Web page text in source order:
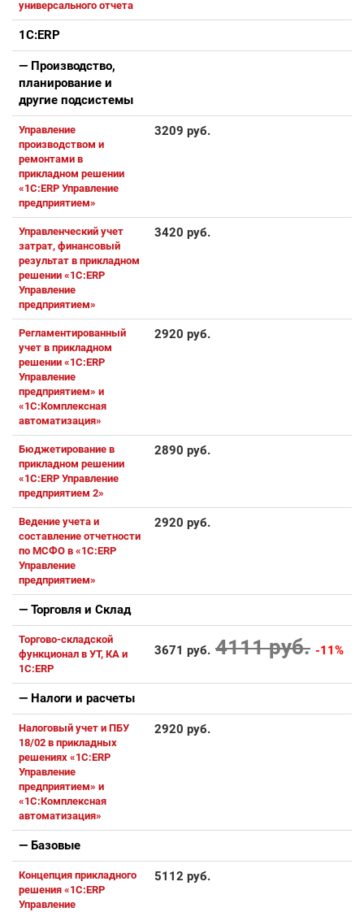
универсального отчета
1С:ERP
— Производство,
планирование и
другие подсистемы
Управление
производством и
ремонтами в
прикладном решении
«1С:ERP Управление
предприятием»
3209 руб.
Управленческий учет
затрат, финансовый
результат в прикладном
решении «1С:ERP
Управление
предприятием»
3420 руб.
Регламентированный
учет в прикладном
решении «1С:ERP
Управление
предприятием» и
«1С:Комплексная
автоматизация»
2920 руб.
Бюджетирование в
прикладном решении
«1С:ERP Управление
предприятием 2»
2890 руб.
Ведение учета и
составление отчетности
по МСФО в «1С:ERP
Управление
предприятием»
2920 руб.
— Торговля и Склaд
Торгово-складской
функционал в УТ, КА и
1С:ERP
3671 руб. 4111 руб. -11%
— Налоги и расчеты
Налоговый учет и ПБУ
18/02 в прикладных
решениях «1С:ERP
Управление
предприятием» и
«1С:Комплексная
автоматизация»
2920 руб.
— Базовые
Концепция прикладного
решения «1С:ERP
Управление
5112 руб.